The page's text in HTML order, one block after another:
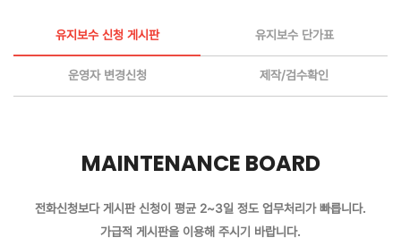
유지보수 신청 게시판 유지보수 단가표
운영자 변경신청 제작/검수확인
MAINTENANCE BOARD
전화신청보다 게시판 신청이 평균 2~3일 정도 업무처리가 빠릅니다.
가급적 게시판을 이용해 주시기 바랍니다.